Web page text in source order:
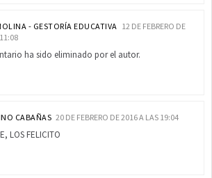
- GESTORÍA EDUCATIVA 12 DE FEBRERO DE
ha sido eliminado por el autor.
CABAÑAS 20 DE FEBRERO DE 2016 A LAS 19:04
LOS FELICITO